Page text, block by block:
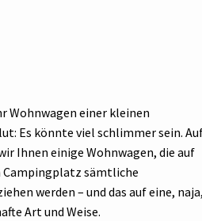
Wohnwagen einer kleinen
Es könnte viel schlimmer sein.
Ihnen einige Wohnwagen, die auf
Campingplatz sämtliche
werden – und das auf eine,
Art und Weise.